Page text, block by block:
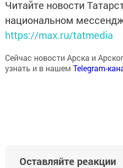
Читайте новости
национальном
https://max.ru/tatmedia
Сейчас новости Арска и
узнать и в нашем Telegram-
Оставляйте реакции